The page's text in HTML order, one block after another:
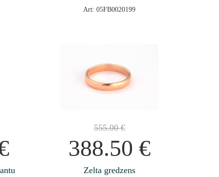
Art: 05FB0020199
555.00€
388.50 €
Zelta gredzens